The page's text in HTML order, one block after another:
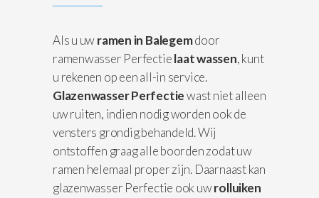
Als u uwramen in Balegemdoor
ramenwasser Perfectielaat wassen, kunt
u rekenen op een all-in service.
Glazenwasser Perfectiewast niet alleen
uw ruiten, indien nodig worden ook de
vensters grondig behandeld. Wij
ontstoffen graag alle boorden zodat uw
ramen helemaal proper zijn. Daarnaast kan
glazenwasser Perfectie ook uwrolluiken